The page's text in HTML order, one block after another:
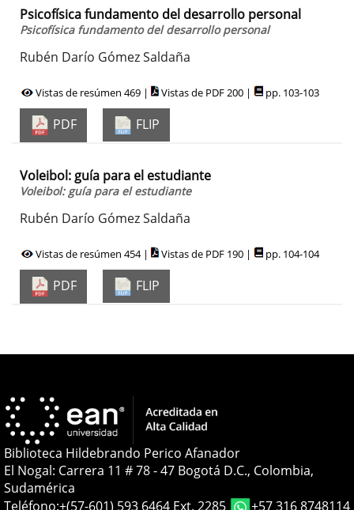
Psicofísica fundamento del desarrollo personal
Psicofísica fundamento del desarrollo personal
Rubén Darío Gómez Saldaña
Vistas de resúmen 469 | Vistas de PDF 200 | pp. 103-103
PDF FLIP
Voleibol: guía para el estudiante
Voleibol: guía para el estudiante
Rubén Darío Gómez Saldaña
Vistas de resúmen 454 | Vistas de PDF 190 | pp. 104-104
PDF FLIP
Biblioteca Hildebrando Perico Afanador
El Nogal: Carrera 11 # 78 - 47 Bogotá D.C., Colombia,
Sudamérica
Teléfono:+(57-601) 593 6464 Ext. 2285 +57 316 8748114